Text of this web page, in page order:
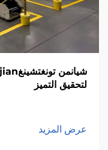
لتحقيق التميز
عرض المزيد